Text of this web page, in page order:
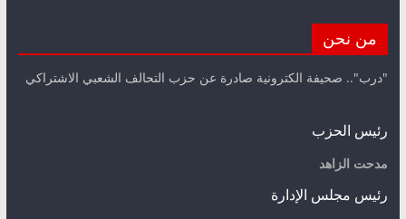
من نحن
"درب".. صحيفة الكترونية صادرة عن حزب التحالف الشعبي الاشتراكي
رئيس الحزب
مدحت الزاهد
رئيس مجلس الإدارة